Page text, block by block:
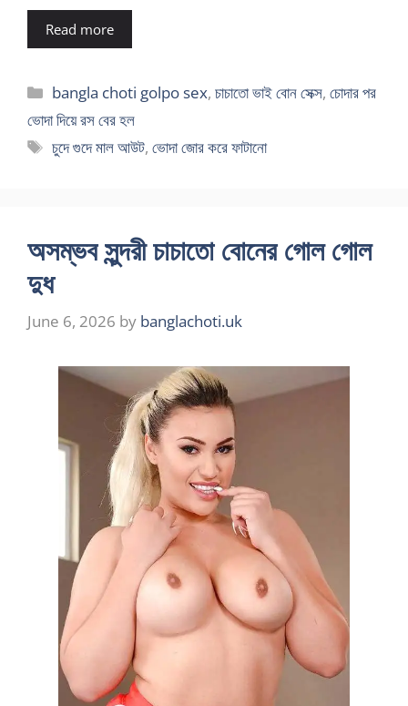
Read more
Categories
bangla choti golpo sex,চাচাতো ভাই বোন সেক্স,চোদার পর
ভোদা দিয়ে রস বের হল
Tags
চুদে গুদে মাল আউট,ভোদা জোর করে ফাটানো
অসম্ভব সুন্দরী চাচাতো বোনের গোল গোল
দুধ
June 6, 2026 by banglachoti.uk